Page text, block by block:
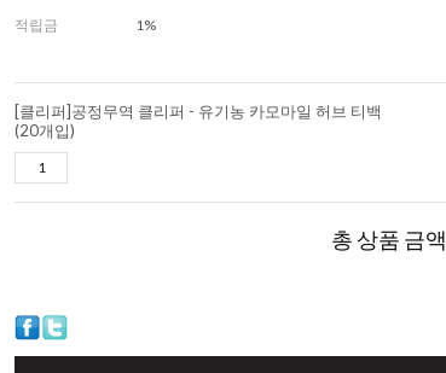
적립금
1%
[클리퍼]공정무역 클리퍼 - 유기농 카모마일 허브 티백
(20개입)
총 상품 금액